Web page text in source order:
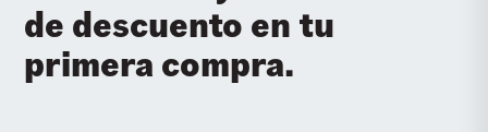
de descuento en tu
primera compra.